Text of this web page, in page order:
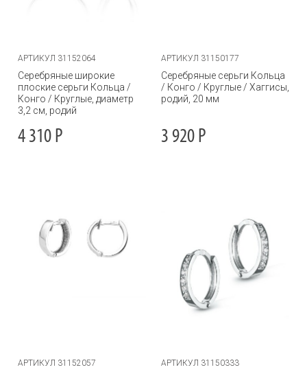
АРТИКУЛ 31152064
Серебряные широкие
плоские серьги Кольца /
Конго / Круглые, диаметр
3,2 см, родий
4 310 Р
АРТИКУЛ 31150177
Серебряные серьги Кольца
/ Конго / Круглые / Хаггисы,
родий, 20 мм
3 920 Р
АРТИКУЛ 31152057 АРТИКУЛ 31150333